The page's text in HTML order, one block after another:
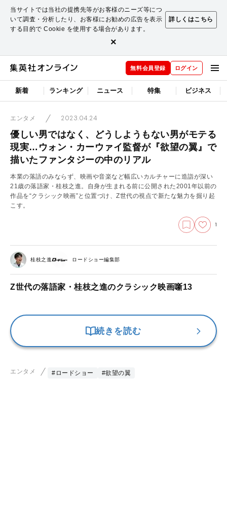
当サイトでは当社の提携先等がお客様のニーズ等につ
いて調査・分析したり、お客様にお勧めの広告を表示
する目的で Cookie を使用する場合があります。
詳しくはこちら
×
無料会員登録 ログイン
新着 ランキング ニュース 特集 ビジネス
エンタメ 2023.04.24
優しい男ではなく、どうしようもない男がモテる
現実…ウォン・カーウァイ監督が『欲望の翼』で
描いたファンタジーの中のリアル
本業の落語のみならず、映画や音楽など幅広いカルチャーに造詣が深い
21歳の落語家・桂枝之進。自身が生まれる前に公開された2001年以前の
作品を“クラシック映画”と位置づけ、Z世代の視点で新たな魅力を掘り起
こす。
1
桂枝之進 ロードショー編集部
Z世代の落語家・桂枝之進のクラシック映画噺13
続きを読む
エンタメ #ロードショー #欲望の翼